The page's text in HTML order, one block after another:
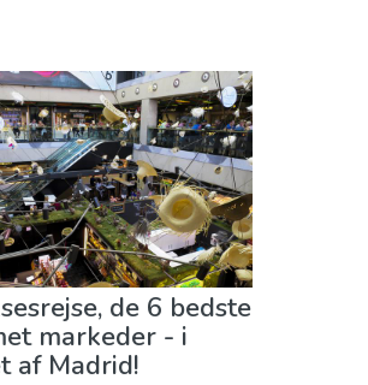
de 6 bedste
markeder - i
af Madrid!